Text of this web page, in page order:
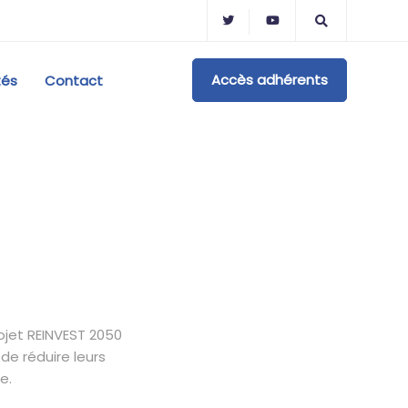
Contact Accès adhérents
REINVEST 2050
réduire leurs